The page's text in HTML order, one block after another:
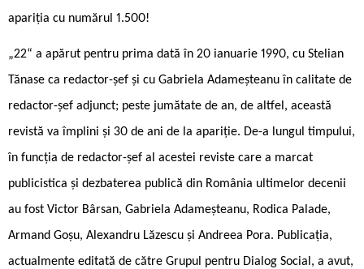
apariția cu numărul 1.500!
„22“ a apărut pentru prima dată în 20 ianuarie 1990, cu Stelian
Tănase ca redactor-șef și cu Gabriela Adameșteanu în calitate de
redactor-șef adjunct; peste jumătate de an, de altfel, această
revistă va împlini și 30 de ani de la apariție. De-a lungul timpului,
în funcția de redactor-șef al acestei reviste care a marcat
publicistica și dezbaterea publică din România ultimelor decenii
au fost Victor Bârsan, Gabriela Adameșteanu, Rodica Palade,
Armand Goșu, Alexandru Lăzescu și Andreea Pora. Publicația,
actualmente editată de către Grupul pentru Dialog Social, a avut,